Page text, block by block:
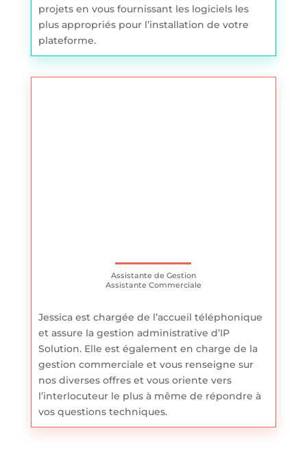
projets en vous fournissant les logiciels les
plus appropriés pour l’installation de votre
plateforme.
Assistante de Gestion
Assistante Commerciale
Jessica est chargée de l’accueil téléphonique
et assure la gestion administrative d’IP
Solution. Elle est également en charge de la
gestion commerciale et vous renseigne sur
nos diverses offres et vous oriente vers
l’interlocuteur le plus à même de répondre à
vos questions techniques.